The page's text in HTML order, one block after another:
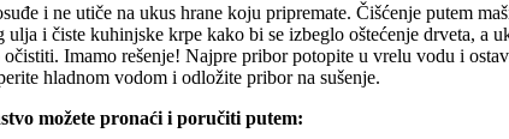
i ne utiče na ukus hrane koju pripremate. Čišćenje putem
i čiste kuhinjske krpe kako bi se izbeglo oštećenje drveta, a
Imamo rešenje! Najpre pribor potopite u vrelu vodu i
hladnom vodom i odložite pribor na sušenje.
možete pronaći i poručiti putem: